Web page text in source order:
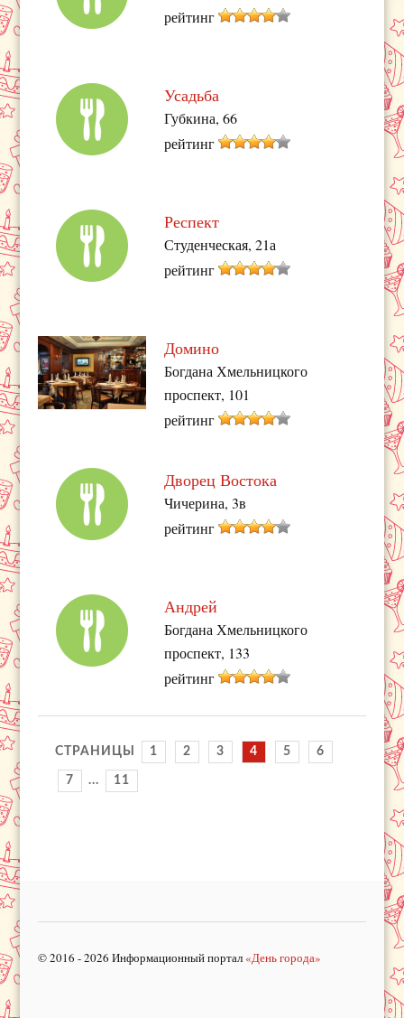
рейтинг
Усадьба
Губкина, 66
рейтинг
Респект
Студенческая, 21а
рейтинг
Домино
Богдана Хмельницкого
проспект, 101
рейтинг
Дворец Востока
Чичерина, 3в
рейтинг
Андрей
Богдана Хмельницкого
проспект, 133
рейтинг
СТРАНИЦЫ 1 2 3 4 5 6
7 ... 11
© 2016 - 2026 Информационный портал «День города»